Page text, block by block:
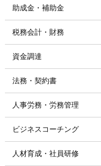
助成金・補助金
税務会計・財務
資金調達
法務・契約書
人事労務・労務管理
ビジネスコーチング
人材育成・社員研修